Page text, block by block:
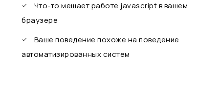
Что-то мешает работе javascript в вашем
браузере
Ваше поведение похоже на поведение
автоматизированных систем